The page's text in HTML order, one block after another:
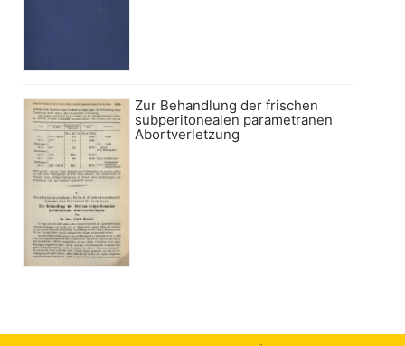
Zur Behandlung der frischen
subperitonealen parametranen
Abortverletzung